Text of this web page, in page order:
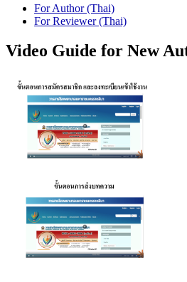
For Author (Thai)
For Reviewer (Thai)
Video Guide for New